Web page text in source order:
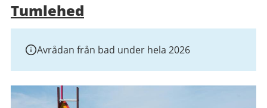
Tumlehed
Avrådan från bad under hela 2026